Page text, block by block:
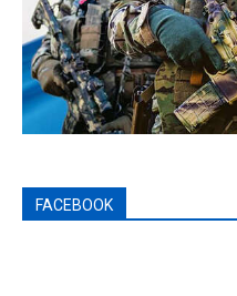
FACEBOOK